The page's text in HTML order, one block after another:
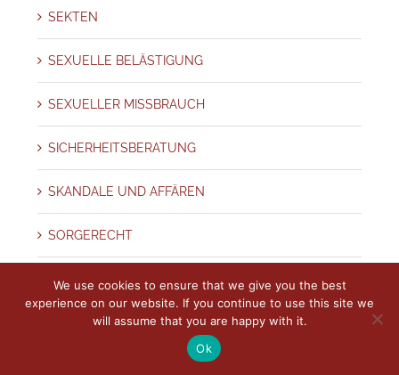
SEKTEN
SEXUELLE BELÄSTIGUNG
SEXUELLER MISSBRAUCH
SICHERHEITSBERATUNG
SKANDALE UND AFFÄREN
SORGERECHT
SPIEGEL MAGAZIN
SPURENSICHERUNG – BEWEISE
We use cookies to ensure that we give you the best
experience on our website. If you continue to use this site we
will assume that you are happy with it.
Ok